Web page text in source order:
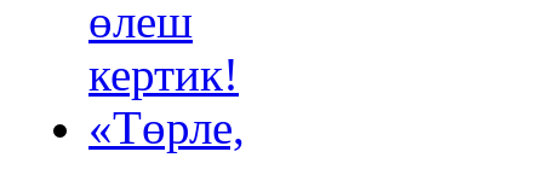
өлеш
кертик!
«Төрле,